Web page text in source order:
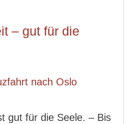
– gut für die
gut für die Seele. – Bis